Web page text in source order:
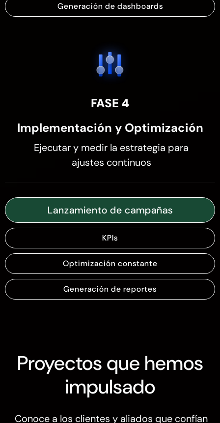
Generación de dashboards
FASE 4
Implementación y Optimización
Ejecutar y medir la estrategia para
ajustes continuos
Lanzamiento de campañas
KPIs
Optimización constante
Generación de reportes
Proyectos que hemos
impulsado
Conoce a los clientes y aliados que confían